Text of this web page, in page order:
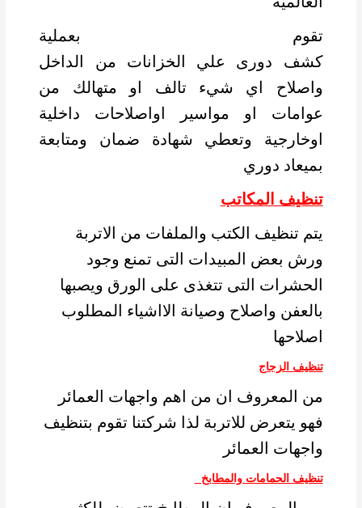
تقوم
بعملية
كشف دورى علي الخزانات من الداخل
واصلاح اي شيء تالف او متهالك من
عوامات او مواسير اواصلاحات داخلية
اوخارجية وتعطي شهادة ضمان ومتابعة
بميعاد دوري
تنظيف المكاتب
يتم تنظيف الكتب والملفات من الاتربة
ورش بعض المبيدات التى تمنع وجود
الحشرات التى تتغذى على الورق ويصبها
بالعفن واصلاح وصيانة الااشياء المطلوب
اصلاحها
تنظيف الزجاج
من المعروف ان من اهم واجهات العمائر
فهو يتعرض للاتربة لذا شركتنا تقوم بتنظيف
واجهات العمائر
تنظيف الحمامات والمطابخ